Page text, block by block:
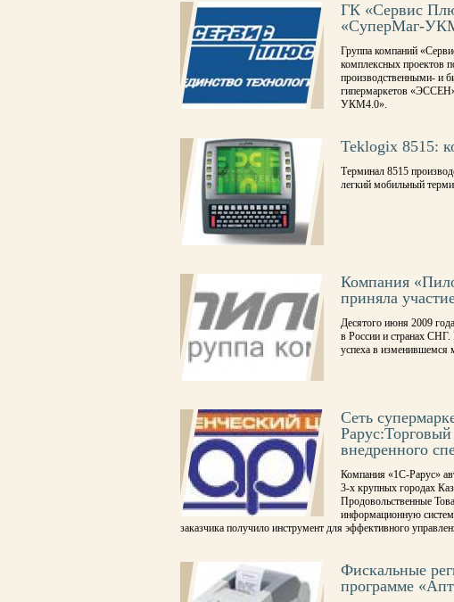
ГК «Сервис
«СуперМаг-
Группа компаний
комплексных проектов
производственными- и
гипермаркетов
УКМ4.0».
Teklogix 8515:
Терминал 8515
легкий мобильный
Компания
приняла
Десятого июня 2009
в России и странах
успеха в изменившемся
Сеть
внедренного
Компания «1С-Рарус»
3-х крупных городах
Продовольственные
информационную
заказчика получило инструмент для эффективного
Фискальные
программе